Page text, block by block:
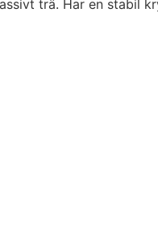
trä. Har en stabil